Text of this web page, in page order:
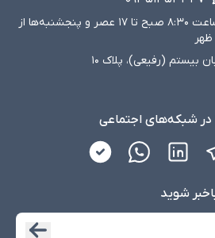
شنبه تا چهارشنبه از ساعت ۸:۳۰ صبح تا ۱۷ عصر و پنجشنبه‌ها از
بیستم (رفیعی)، پلاک ۱۰
در شبکه‌های اجتماعی
شوید